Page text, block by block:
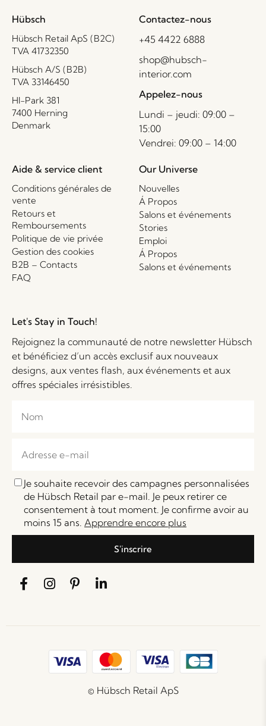
Hübsch
Hübsch Retail ApS (B2C)
TVA 41732350
Hübsch A/S (B2B)
TVA 33146450
HI-Park 381
7400 Herning
Denmark
Contactez-nous
+45 4422 6888
shop@hubsch-
interior.com
Appelez-nous
Lundi – jeudi: 09:00 –
15:00
Vendrei: 09:00 – 14:00
Aide & service client
Conditions générales de
vente
Retours et
Remboursements
Politique de vie privée
Gestion des cookies
B2B – Contacts
FAQ
Our Universe
Nouvelles
Á Propos
Salons et événements
Stories
Emploi
Á Propos
Salons et événements
Let's Stay in Touch!
Rejoignez la communauté de notre newsletter Hübsch
et bénéficiez d’un accès exclusif aux nouveaux
designs, aux ventes flash, aux événements et aux
offres spéciales irrésistibles.
Je souhaite recevoir des campagnes personnalisées
de Hübsch Retail par e-mail. Je peux retirer ce
consentement à tout moment. Je confirme avoir au
moins 15 ans. Apprendre encore plus
S'inscrire
© Hübsch Retail ApS